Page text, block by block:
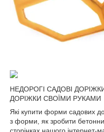
НЕДОРОГІ САДОВІ
ДОРІЖКИ СВОЇМИ РУКАМИ
Які купити форми садових
з форми, як зробити